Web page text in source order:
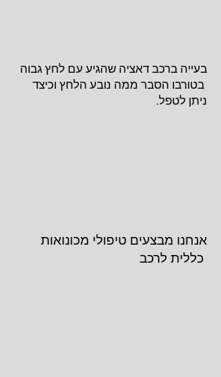
בעייה ברכב דאציה שהגיע עם לחץ גבוה
בטורבו הסבר ממה נובע הלחץ וכיצד
ניתן לטפל.
אנחנו מבצעים טיפולי מכונואות